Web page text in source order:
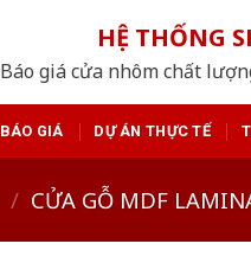
HỆ THỐNG
Báo giá cửa nhôm chất
BÁO GIÁ DỰ ÁN THỰC TẾ
/ CỬA GỖ MDF